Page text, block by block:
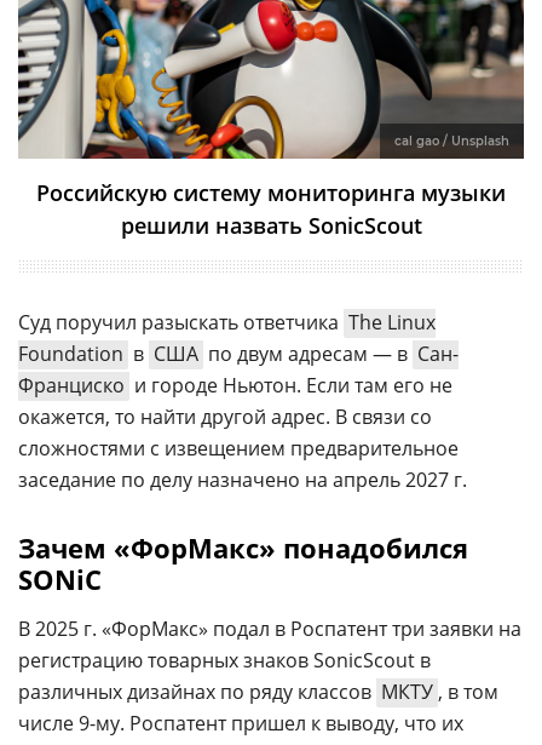
cal gao / Unsplash
Российскую систему мониторинга музыки
решили назвать SonicScout
Суд поручил разыскать ответчика The Linux
Foundation в США по двум адресам — в Сан-
Франциско и городе Ньютон. Если там его не
окажется, то найти другой адрес. В связи со
сложностями с извещением предварительное
заседание по делу назначено на апрель 2027 г.
Зачем «ФорМакс» понадобился
SONiC
В 2025 г. «ФорМакс» подал в Роспатент три заявки на
регистрацию товарных знаков SonicScout в
различных дизайнах по ряду классов МКТУ , в том
числе 9-му. Роспатент пришел к выводу, что их